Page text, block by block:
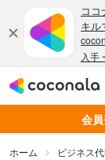
会
ホーム ビジネス